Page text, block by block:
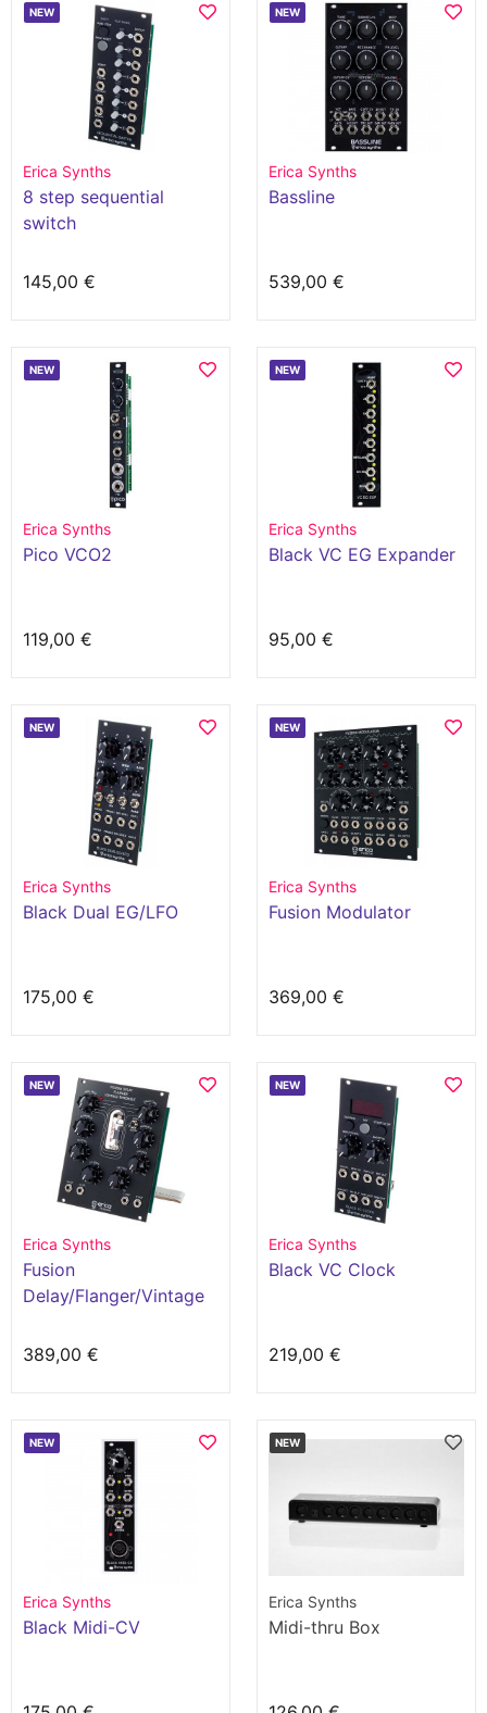
NEW
Erica Synths
8 step sequential
switch
145,00 €
NEW
Erica Synths
Bassline
539,00 €
NEW
Erica Synths
Pico VCO2
119,00 €
NEW
Erica Synths
Black VC EG Expander
95,00 €
NEW
Erica Synths
Black Dual EG/LFO
175,00 €
NEW
Erica Synths
Fusion Modulator
369,00 €
NEW
Erica Synths
Fusion
Delay/Flanger/Vintage
389,00 €
NEW
Erica Synths
Black VC Clock
219,00 €
NEW
Erica Synths
Black Midi-CV
NEW
Erica Synths
Midi-thru Box